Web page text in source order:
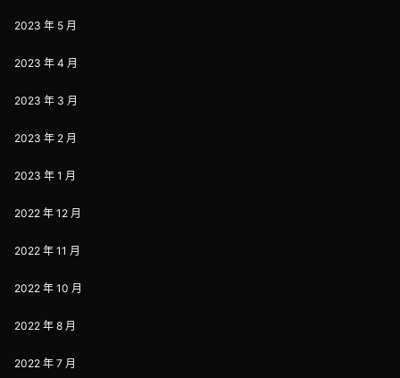
2023 年 5 月
2023 年 4 月
2023 年 3 月
2023 年 2 月
2023 年 1 月
2022 年 12 月
2022 年 11 月
2022 年 10 月
2022 年 8 月
2022 年 7 月